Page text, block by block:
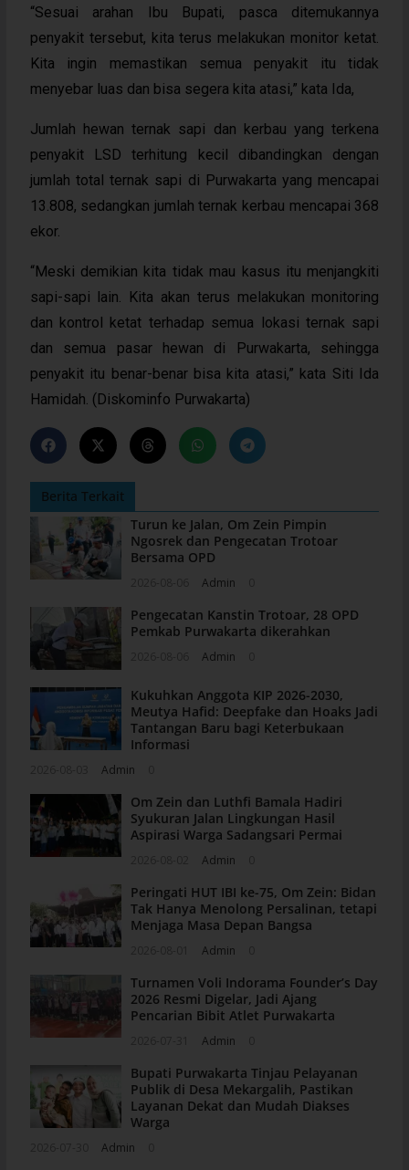
“Sesuai arahan Ibu Bupati, pasca ditemukannya
penyakit tersebut, kita terus melakukan monitor ketat.
Kita ingin memastikan semua penyakit itu tidak
menyebar luas dan bisa segera kita atasi,” kata Ida,
Jumlah hewan ternak sapi dan kerbau yang terkena
penyakit LSD terhitung kecil dibandingkan dengan
jumlah total ternak sapi di Purwakarta yang mencapai
13.808, sedangkan jumlah ternak kerbau mencapai 368
ekor.
“Meski demikian kita tidak mau kasus itu menjangkiti
sapi-sapi lain. Kita akan terus melakukan monitoring
dan kontrol ketat terhadap semua lokasi ternak sapi
dan semua pasar hewan di Purwakarta, sehingga
penyakit itu benar-benar bisa kita atasi,” kata Siti Ida
Hamidah. (Diskominfo Purwakarta)
Berita Terkait
Turun ke Jalan, Om Zein Pimpin
Ngosrek dan Pengecatan Trotoar
Bersama OPD
Admin
Pengecatan Kanstin Trotoar, 28 OPD
Pemkab Purwakarta dikerahkan
Admin
Kukuhkan Anggota KIP 2026-2030,
Meutya Hafid: Deepfake dan Hoaks Jadi
Tantangan Baru bagi Keterbukaan
Informasi
Admin
Om Zein dan Luthfi Bamala Hadiri
Syukuran Jalan Lingkungan Hasil
Aspirasi Warga Sadangsari Permai
Admin
Peringati HUT IBI ke-75, Om Zein: Bidan
Tak Hanya Menolong Persalinan, tetapi
Menjaga Masa Depan Bangsa
Admin
Turnamen Voli Indorama Founder’s Day
2026 Resmi Digelar, Jadi Ajang
Pencarian Bibit Atlet Purwakarta
Admin
Bupati Purwakarta Tinjau Pelayanan
Publik di Desa Mekargalih, Pastikan
Layanan Dekat dan Mudah Diakses
Warga
Admin